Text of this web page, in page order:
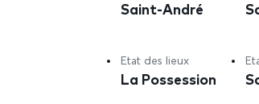
Saint-André
Etat des lieux
La Possession